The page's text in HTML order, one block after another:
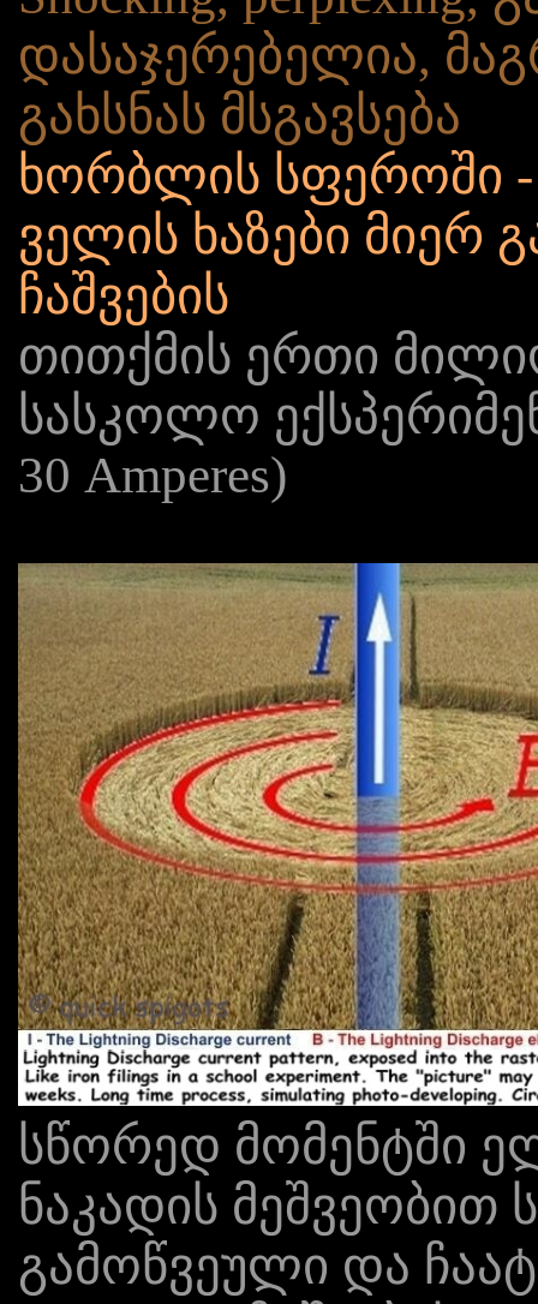
დასაჯერებელია,
გახსნას მსგავსება
ხორბლის სფეროში -
ველის ხაზები მიერ
ჩაშვების
თითქმის ერთი
სასკოლო
30 Amperes)
სწორედ მომენტში
ნაკადის მეშვეობით
გამოწვეული და